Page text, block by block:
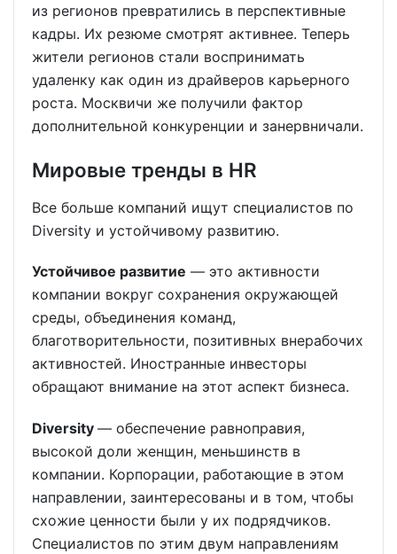
из регионов превратились в перспективные
кадры. Их резюме смотрят активнее. Теперь
жители регионов стали воспринимать
удаленку как один из драйверов карьерного
роста. Москвичи же получили фактор
дополнительной конкуренции и занервничали.
Мировые тренды в HR
Все больше компаний ищут специалистов по
Diversity и устойчивому развитию.
Устойчивое развитие — это активности
компании вокруг сохранения окружающей
среды, объединения команд,
благотворительности, позитивных внерабочих
активностей. Иностранные инвесторы
обращают внимание на этот аспект бизнеса.
Diversity — обеспечение равноправия,
высокой доли женщин, меньшинств в
компании. Корпорации, работающие в этом
направлении, заинтересованы и в том, чтобы
схожие ценности были у их подрядчиков.
Специалистов по этим двум направлениям